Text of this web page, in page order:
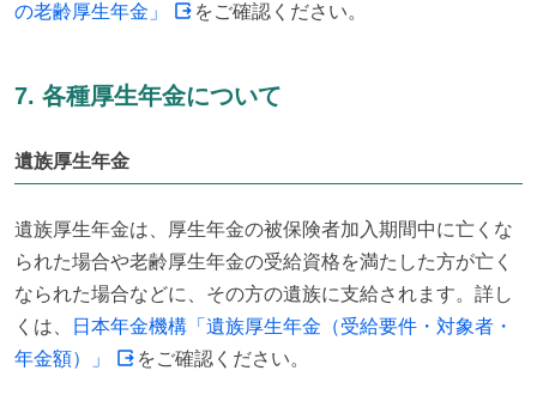
の老齢厚生年金」
をご確認ください。
7. 各種厚生年金について
遺族厚生年金
遺族厚生年金は、厚生年金の被保険者加入期間中に亡くな
られた場合や老齢厚生年金の受給資格を満たした方が亡く
なられた場合などに、その方の遺族に支給されます。詳し
くは、
日本年金機構「遺族厚生年金（受給要件・対象者・
年金額）」
をご確認ください。